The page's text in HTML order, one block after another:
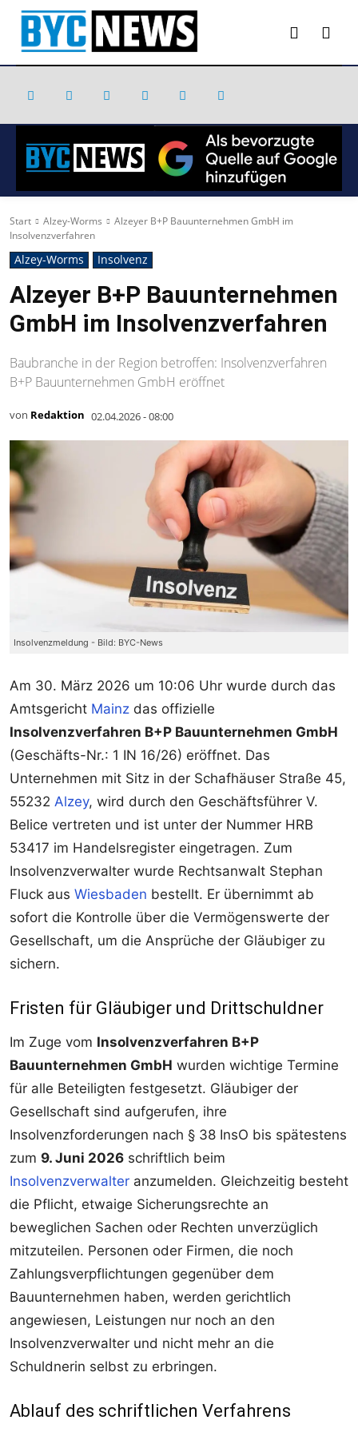
Start Alzey-Worms
Alzeyer B+P Bauunternehmen GmbH im
Insolvenzverfahren
Alzey-Worms Insolvenz
Alzeyer B+P Bauunternehmen
GmbH im Insolvenzverfahren
Baubranche in der Region betroffen: Insolvenzverfahren
B+P Bauunternehmen GmbH eröffnet
von Redaktion 02.04.2026 - 08:00
Insolvenzmeldung - Bild: BYC-News
Am 30. März 2026 um 10:06 Uhr wurde durch das
Amtsgericht Mainz das offizielle
Insolvenzverfahren B+P Bauunternehmen GmbH
(Geschäfts-Nr.: 1 IN 16/26) eröffnet. Das
Unternehmen mit Sitz in der Schafhäuser Straße 45,
55232 Alzey, wird durch den Geschäftsführer V.
Belice vertreten und ist unter der Nummer HRB
53417 im Handelsregister eingetragen. Zum
Insolvenzverwalter wurde Rechtsanwalt Stephan
Fluck aus Wiesbaden bestellt. Er übernimmt ab
sofort die Kontrolle über die Vermögenswerte der
Gesellschaft, um die Ansprüche der Gläubiger zu
sichern.
Fristen für Gläubiger und Drittschuldner
Im Zuge vom Insolvenzverfahren B+P
Bauunternehmen GmbH wurden wichtige Termine
für alle Beteiligten festgesetzt. Gläubiger der
Gesellschaft sind aufgerufen, ihre
Insolvenzforderungen nach § 38 InsO bis spätestens
zum 9. Juni 2026 schriftlich beim
Insolvenzverwalter anzumelden. Gleichzeitig besteht
die Pflicht, etwaige Sicherungsrechte an
beweglichen Sachen oder Rechten unverzüglich
mitzuteilen. Personen oder Firmen, die noch
Zahlungsverpflichtungen gegenüber dem
Bauunternehmen haben, werden gerichtlich
angewiesen, Leistungen nur noch an den
Insolvenzverwalter und nicht mehr an die
Schuldnerin selbst zu erbringen.
Ablauf des schriftlichen Verfahrens